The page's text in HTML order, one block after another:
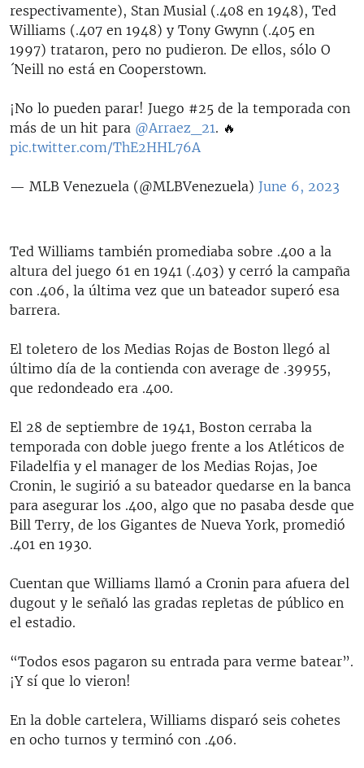
respectivamente), Stan Musial (.408 en 1948), Ted
Williams (.407 en 1948) y Tony Gwynn (.405 en
1997) trataron, pero no pudieron. De ellos, sólo O
´Neill no está en Cooperstown.
¡No lo pueden parar! Juego #25 de la temporada con
más de un hit para @Arraez_21. 🔥
pic.twitter.com/ThE2HHL76A
— MLB Venezuela (@MLBVenezuela) June 6, 2023
Ted Williams también promediaba sobre .400 a la
altura del juego 61 en 1941 (.403) y cerró la campaña
con .406, la última vez que un bateador superó esa
barrera.
El toletero de los Medias Rojas de Boston llegó al
último día de la contienda con average de .39955,
que redondeado era .400.
El 28 de septiembre de 1941, Boston cerraba la
temporada con doble juego frente a los Atléticos de
Filadelfia y el manager de los Medias Rojas, Joe
Cronin, le sugirió a su bateador quedarse en la banca
para asegurar los .400, algo que no pasaba desde que
Bill Terry, de los Gigantes de Nueva York, promedió
.401 en 1930.
Cuentan que Williams llamó a Cronin para afuera del
dugout y le señaló las gradas repletas de público en
el estadio.
“Todos esos pagaron su entrada para verme batear”.
¡Y sí que lo vieron!
En la doble cartelera, Williams disparó seis cohetes
en ocho turnos y terminó con .406.